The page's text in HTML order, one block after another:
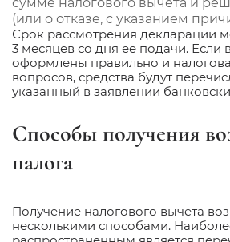
(или о отказе, с указанием
Срок рассмотрения декларации
3 месяцев со дня ее подачи. Если
оформлены правильно и
вопросов, средства будут
указанный в заявлении
Способы получения
налога
Получение налогового вычета
несколькими способами.